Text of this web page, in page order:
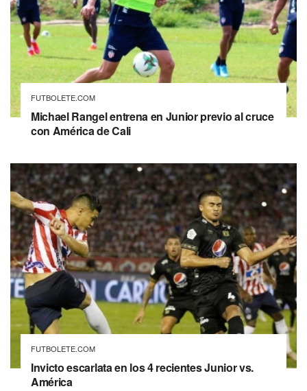
FUTBOLETE.COM
Michael Rangel entrena en Junior previo al cruce
con América de Cali
FUTBOLETE.COM
Invicto escarlata en los 4 recientes Junior vs.
América